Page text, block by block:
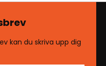
kan du skriva upp dig